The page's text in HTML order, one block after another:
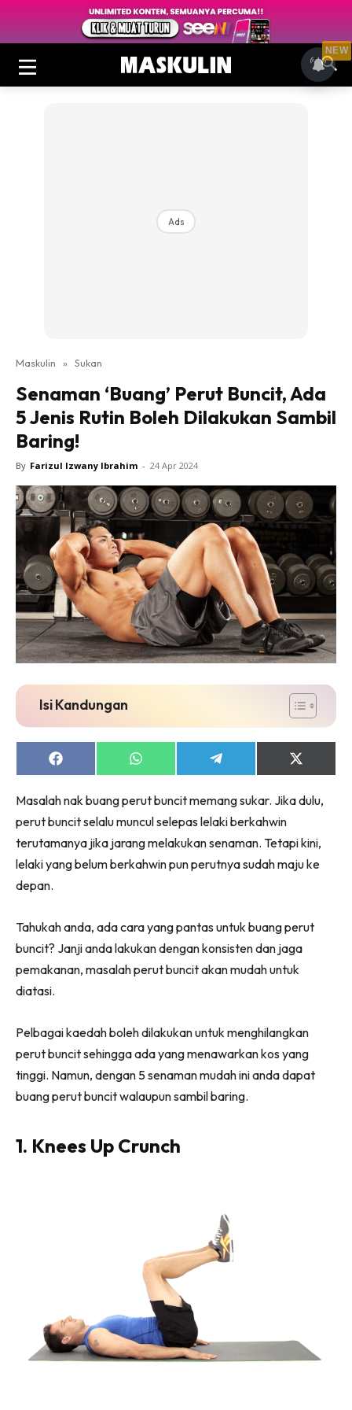
Ads
Maskulin » Sukan
Senaman ‘Buang’ Perut Buncit, Ada
5 Jenis Rutin Boleh Dilakukan Sambil
Baring!
By Farizul Izwany Ibrahim - 24 Apr 2024
Isi Kandungan
Share
on
Share
on
Share
on
Share
on
(Twitter)
Masalah nak buang perut buncit memang sukar. Jika dulu,
perut buncit selalu muncul selepas lelaki berkahwin
terutamanya jika jarang melakukan senaman. Tetapi kini,
lelaki yang belum berkahwin pun perutnya sudah maju ke
depan.
Tahukah anda, ada cara yang pantas untuk buang perut
buncit? Janji anda lakukan dengan konsisten dan jaga
pemakanan, masalah perut buncit akan mudah untuk
diatasi.
Pelbagai kaedah boleh dilakukan untuk menghilangkan
perut buncit sehingga ada yang menawarkan kos yang
tinggi. Namun, dengan 5 senaman mudah ini anda dapat
buang perut buncit walaupun sambil baring.
1. Knees Up Crunch
NEW